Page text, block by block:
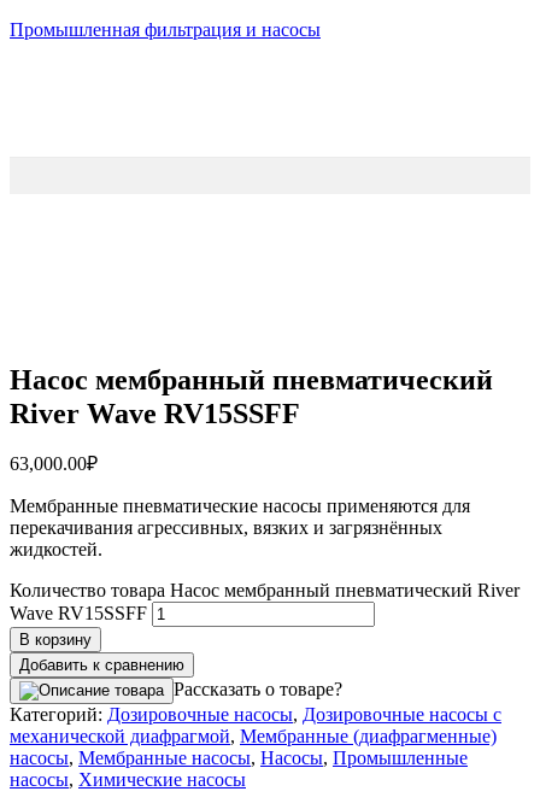
Промышленная фильтрация и насосы
Насос мембранный пневматический
River Wave RV15SSFF
63,000.00₽
Мембранные пневматические насосы применяются для
перекачивания агрессивных, вязких и загрязнённых
жидкостей.
Количество товара Насос мембранный пневматический River
Wave RV15SSFF
В корзину
Добавить к сравнению
Рассказать о товаре?
Категорий: Дозировочные насосы, Дозировочные насосы с
механической диафрагмой, Мембранные (диафрагменные)
насосы, Мембранные насосы, Насосы, Промышленные
насосы, Химические насосы